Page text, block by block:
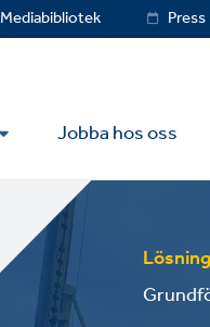
Mediabibliotek Press
Jobba hos oss